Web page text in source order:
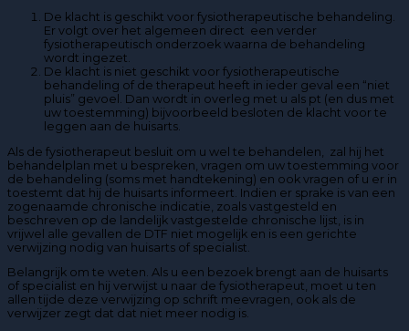
De klacht is geschikt voor fysiotherapeutische behandeling.
Er volgt over het algemeen direct een verder
fysiotherapeutisch onderzoek waarna de behandeling
wordt ingezet.
De klacht is niet geschikt voor fysiotherapeutische
behandeling of de therapeut heeft in ieder geval een “niet
pluis” gevoel. Dan wordt in overleg met u als pt (en dus met
uw toestemming) bijvoorbeeld besloten de klacht voor te
leggen aan de huisarts.
Als de fysiotherapeut besluit om u wel te behandelen, zal hij het
behandelplan met u bespreken, vragen om uw toestemming voor
de behandeling (soms met handtekening) en ook vragen of u er in
toestemt dat hij de huisarts informeert. Indien er sprake is van een
zogenaamde chronische indicatie, zoals vastgesteld en
beschreven op de landelijk vastgestelde chronische lijst, is in
vrijwel alle gevallen de DTF niet mogelijk en is een gerichte
verwijzing nodig van huisarts of specialist.
Belangrijk om te weten. Als u een bezoek brengt aan de huisarts
of specialist en hij verwijst u naar de fysiotherapeut, moet u ten
allen tijde deze verwijzing op schrift meevragen, ook als de
verwijzer zegt dat dat niet meer nodig is.